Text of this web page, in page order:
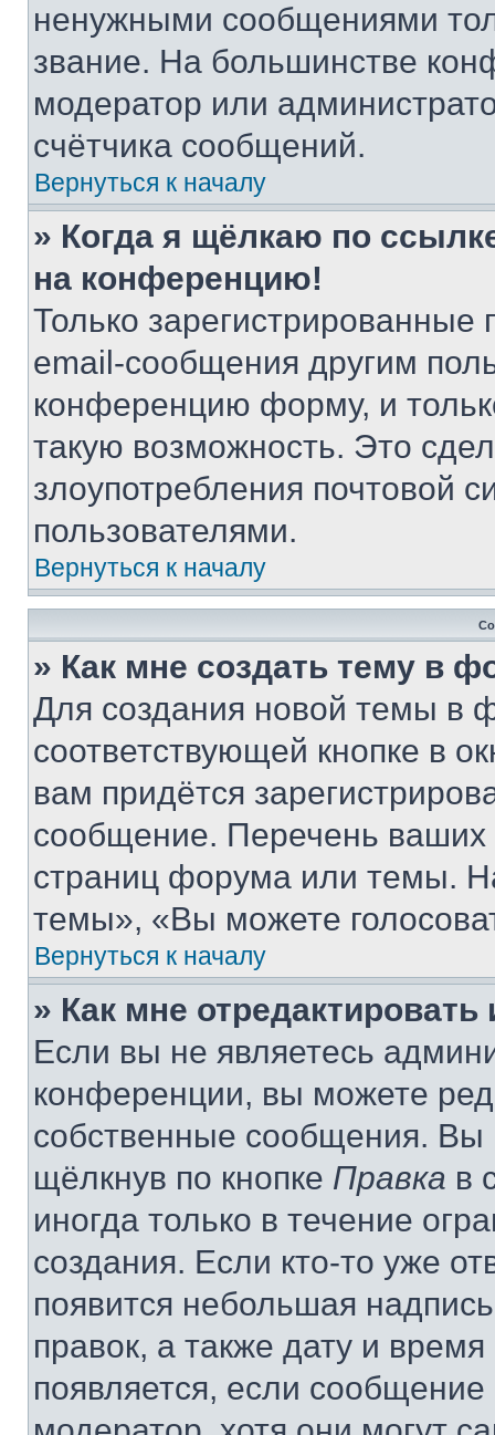
ненужными сообщениями
звание. На большинстве
модератор или
счётчика сообщений.
Вернуться к началу
» Когда я щёлкаю по
на конференцию!
Только зарегистрированные
email-сообщения другим
конференцию форму, и
такую возможность. Это
злоупотребления почтовой
пользователями.
Вернуться к началу
» Как мне создать тему в
Для создания новой темы в
соответствующей кнопке в
вам придётся
сообщение. Перечень ваших
страниц форума или темы.
темы», «Вы можете
Вернуться к началу
» Как мне
Если вы не являетесь
конференции, вы можете
собственные сообщения. Вы
щёлкнув по кнопке Правка в
иногда только в течение
создания. Если кто-то уже
появится небольшая
правок, а также дату и
появляется, если